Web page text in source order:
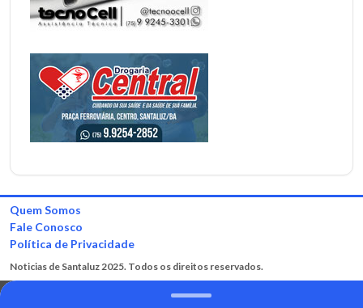
Quem Somos
Fale Conosco
Política de Privacidade
Noticias de Santaluz 2025. Todos os direitos reservados.